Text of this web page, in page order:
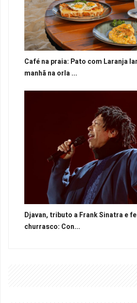
Café na praia: Pato com Laranja
manhã na orla ...
Djavan, tributo a Frank Sinatra e
churrasco: Con...